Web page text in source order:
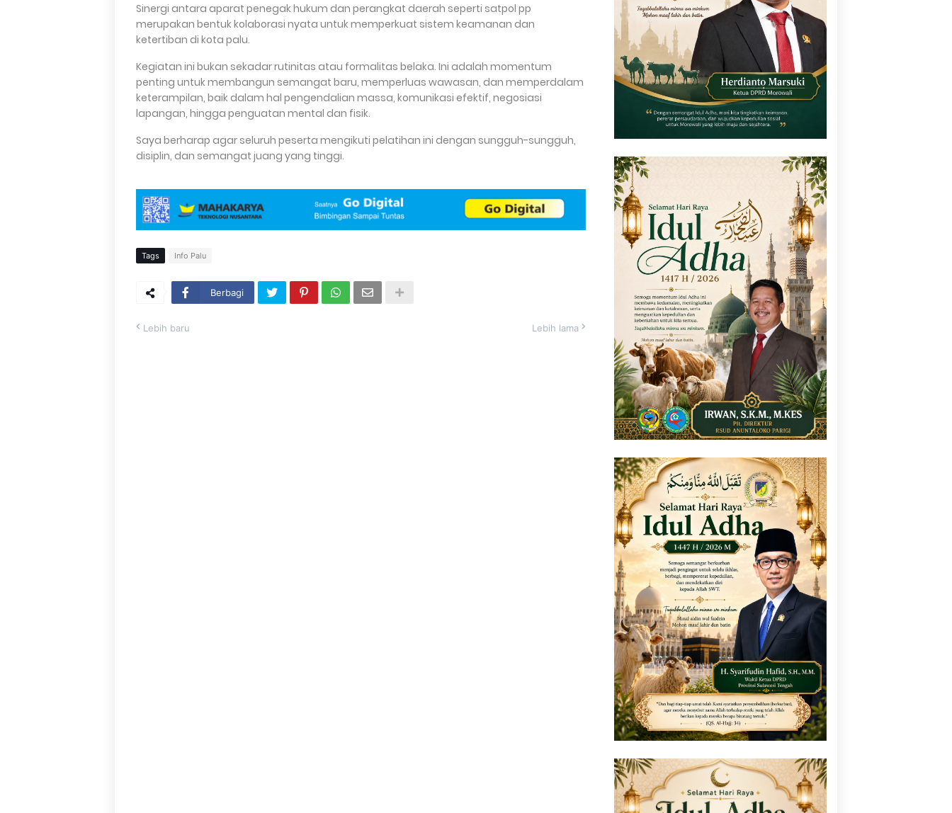
Sinergi antara aparat penegak hukum dan perangkat daerah seperti satpol pp
merupakan bentuk kolaborasi nyata untuk memperkuat sistem keamanan dan
ketertiban di kota palu.
Kegiatan ini bukan sekadar rutinitas atau formalitas belaka. Ini adalah momentum
penting untuk membangun semangat baru, memperluas wawasan, dan memperdalam
keterampilan, baik dalam hal pengendalian massa, komunikasi efektif, negosiasi
lapangan, hingga penguatan mental dan fisik.
Saya berharap agar seluruh peserta mengikuti pelatihan ini dengan sungguh-sungguh,
disiplin, dan semangat juang yang tinggi.
Tags Info Palu
Berbagi
Lebih baru Lebih lama